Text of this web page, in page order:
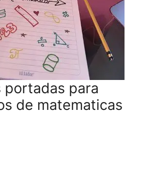
portadas para
de matematicas